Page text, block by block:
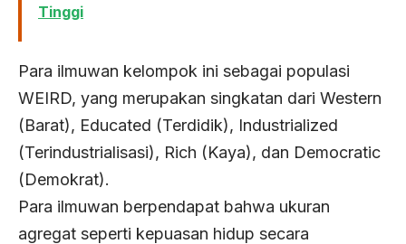
Tinggi
Para ilmuwan kelompok ini sebagai populasi
WEIRD, yang merupakan singkatan dari Western
(Barat), Educated (Terdidik), Industrialized
(Terindustrialisasi), Rich (Kaya), dan Democratic
(Demokrat).
Para ilmuwan berpendapat bahwa ukuran
agregat seperti kepuasan hidup secara